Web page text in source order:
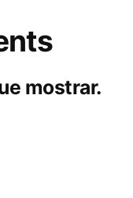
mostrar.